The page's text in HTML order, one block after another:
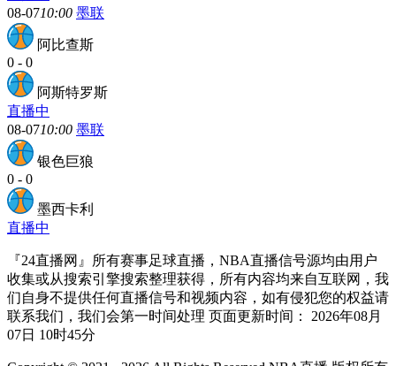
08-0710:00 墨联
阿比查斯
0 - 0
阿斯特罗斯
直播中
08-0710:00 墨联
银色巨狼
0 - 0
墨西卡利
直播中
『24直播网』所有赛事足球直播，NBA直播信号源均由用户
收集或从搜索引擎搜索整理获得，所有内容均来自互联网，我
们自身不提供任何直播信号和视频内容，如有侵犯您的权益请
联系我们，我们会第一时间处理 页面更新时间： 2026年08月
07日 10时45分